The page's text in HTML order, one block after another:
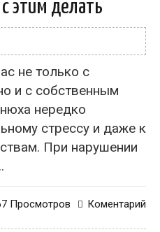
этим делать
не только с
и с собственным
нередко
стрессу и даже к
При нарушении
Коментарий
Просмотров